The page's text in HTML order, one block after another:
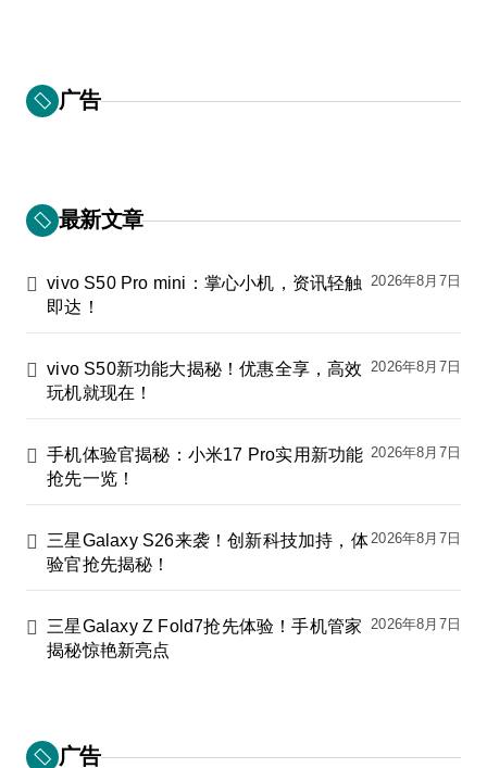
广告
最新文章
vivo S50 Pro mini：掌心小机，资讯轻触
即达！
2026年8月7日
vivo S50新功能大揭秘！优惠全享，高效
玩机就现在！
2026年8月7日
手机体验官揭秘：小米17 Pro实用新功能
抢先一览！
2026年8月7日
三星Galaxy S26来袭！创新科技加持，体
验官抢先揭秘！
2026年8月7日
三星Galaxy Z Fold7抢先体验！手机管家
揭秘惊艳新亮点
2026年8月7日
广告